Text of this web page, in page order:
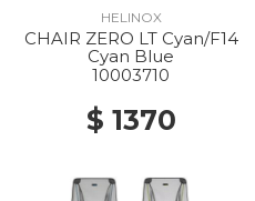
HELINOX
CHAIR ZERO LT Cyan/F14
Cyan Blue
10003710
$ 1370